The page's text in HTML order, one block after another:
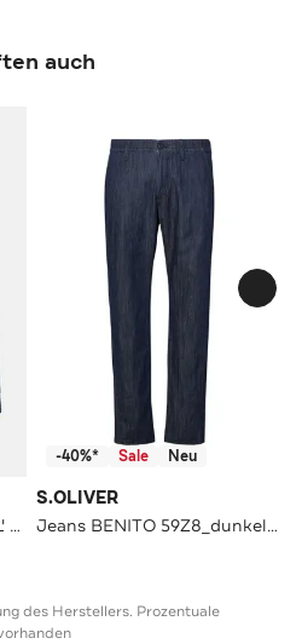
auch
Langarm-Polo 'SDORWELL' marineblau
-40%* Sale Neu
S.OLIVER
Jeans BENITO 59Z8_dunkelblau Tapered
des Herstellers. Prozentuale